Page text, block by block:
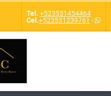
Tel. +523531454464
Cel.+523531239761 -